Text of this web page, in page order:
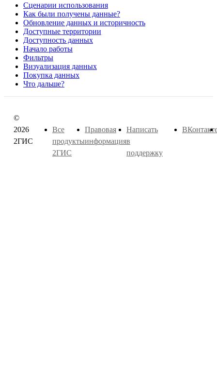
Сценарии использования
Как были получены данные?
Обновление данных и историчность
Доступные территории
Доступность данных
Начало работы
Фильтры
Визуализация данных
Покупка данных
Что дальше?
©
2026
2ГИС
Все
продукты
2ГИС
Правовая
информация
Написать
в
поддержку